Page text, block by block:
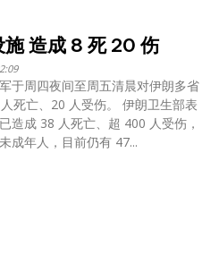
造成 8 死 20 伤
于周四夜间至周五清晨对伊朗多省
人受伤。 伊朗卫生部表
造成 38 人死亡、超 400 人受伤，
成年人，目前仍有 47...